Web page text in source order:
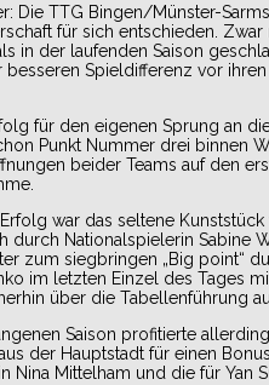
Die TTG Bingen/Münster-
für sich entschieden.
in der laufenden Saison
Spieldifferenz vor
für den eigenen Sprung an
Punkt Nummer drei binnen
beider Teams auf den
war das seltene
durch Nationalspielerin
zum siegbringen „Big point“
im letzten Einzel des Tages
über die Tabellenführung
Saison profitierte
der Hauptstadt für einen
Nina Mittelham und die für Yan